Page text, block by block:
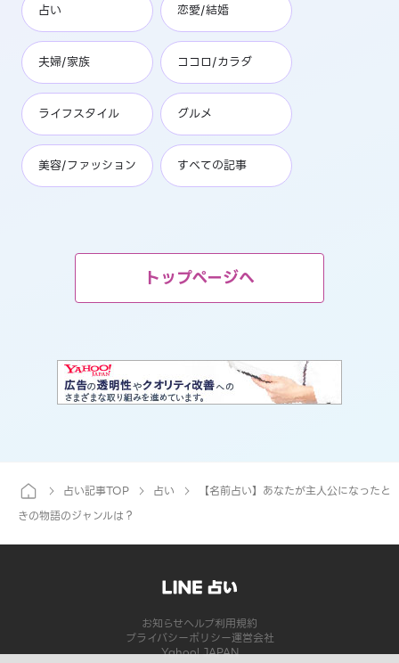
占い 恋愛/結婚
夫婦/家族 ココロ/カラダ
ライフスタイル グルメ
美容/ファッション すべての記事
トップページへ
占い記事TOP 占い
【名前占い】あなたが主人公になったと
きの物語のジャンルは？
お知らせヘルプ利用規約
プライバシーポリシー運営会社
Yahoo! JAPAN